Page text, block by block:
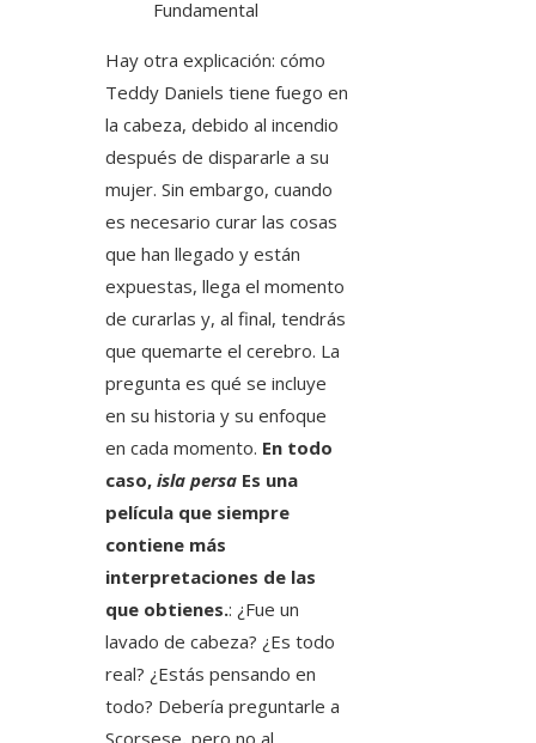
Fundamental
Hay otra explicación: cómo
Teddy Daniels tiene fuego en
la cabeza, debido al incendio
después de dispararle a su
mujer. Sin embargo, cuando
es necesario curar las cosas
que han llegado y están
expuestas, llega el momento
de curarlas y, al final, tendrás
que quemarte el cerebro. La
pregunta es qué se incluye
en su historia y su enfoque
en cada momento. En todo
caso, isla persa Es una
película que siempre
contiene más
interpretaciones de las
que obtienes.: ¿Fue un
lavado de cabeza? ¿Es todo
real? ¿Estás pensando en
todo? Debería preguntarle a